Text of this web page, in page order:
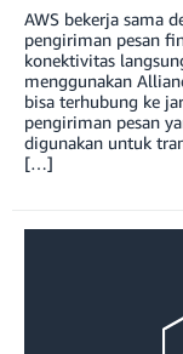
AWS bekerja sama
pengiriman pesan
konektivitas
menggunakan
bisa terhubung ke
pengiriman pesan
digunakan untuk
[…]